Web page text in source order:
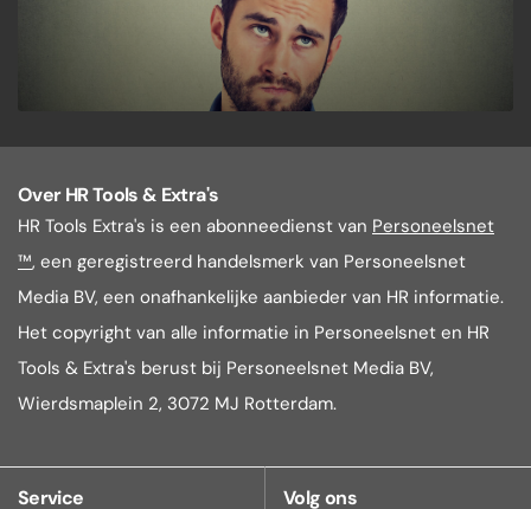
Over HR Tools & Extra's
HR Tools Extra's is een abonneedienst van Personeelsnet
™, een geregistreerd handelsmerk van Personeelsnet
Media BV, een onafhankelijke aanbieder van HR informatie.
Het copyright van alle informatie in Personeelsnet en HR
Tools & Extra's berust bij Personeelsnet Media BV,
Wierdsmaplein 2, 3072 MJ Rotterdam.
Service Volg ons